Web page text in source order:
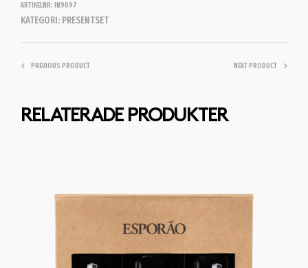
ARTIKELNR: IN9097
KATEGORI: PRESENTSET
PREVIOUS PRODUCT NEXT PRODUCT
RELATERADE PRODUKTER